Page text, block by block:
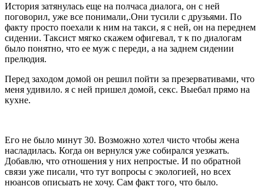
История затянулась еще на полчаса диалога, он с ней
поговорил, уже все понимали,.Они тусили с друзьями. По
факту просто поехали к ним на такси, я с ней, он на переднем
сидении. Таксист мягко скажем офигевал, т к по диалогам
было понятно, что ее муж с переди, а на заднем сидении
прелюдия.
Перед заходом домой он решил пойти за презервативами, что
меня удивило. я с ней пришел домой, секс. Выебал прямо на
кухне.
Его не было минут 30. Возможно хотел чисто чтобы жена
насладилась. Когда он вернулся уже собирался уезжать.
Добавлю, что отношения у них непростые. И по обратной
связи уже писали, что тут вопросы с экологией, но всех
нюансов описыать не хочу. Сам факт того, что было.